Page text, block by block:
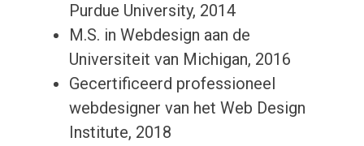
Purdue University, 2014
M.S. in Webdesign aan de
Universiteit van Michigan, 2016
Gecertificeerd professioneel
webdesigner van het Web Design
Institute, 2018